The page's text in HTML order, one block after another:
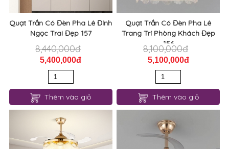
Quạt Trần Có Đèn Pha Lê Đính
Ngọc Trai Đẹp 157
8,440,000đ
5,400,000đ
Thêm vào giỏ
Quạt Trần Có Đèn Pha Lê
Trang Trí Phòng Khách Đẹp
156
8,100,000đ
5,100,000đ
Thêm vào giỏ